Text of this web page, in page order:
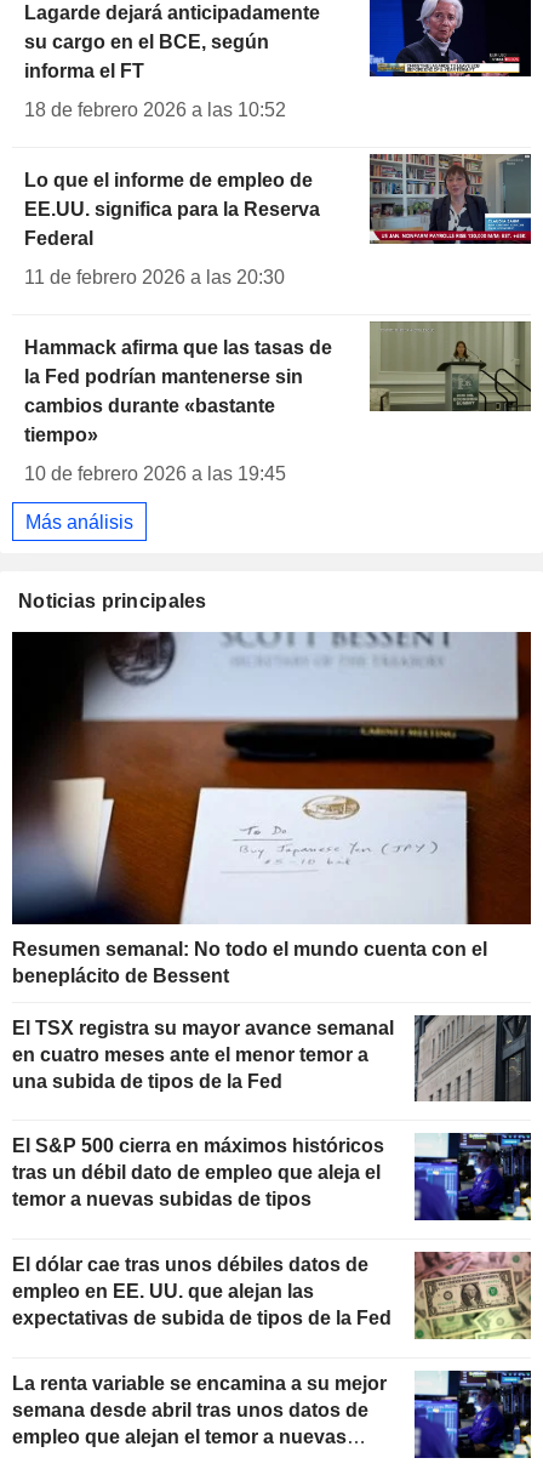
Lagarde dejará anticipadamente
su cargo en el BCE, según
informa el FT
18 de febrero 2026 a las 10:52
Lo que el informe de empleo de
EE.UU. significa para la Reserva
Federal
11 de febrero 2026 a las 20:30
Hammack afirma que las tasas de
la Fed podrían mantenerse sin
cambios durante «bastante
tiempo»
10 de febrero 2026 a las 19:45
Más análisis
Noticias principales
Resumen semanal: No todo el mundo cuenta con el
beneplácito de Bessent
El TSX registra su mayor avance semanal
en cuatro meses ante el menor temor a
una subida de tipos de la Fed
El S&P 500 cierra en máximos históricos
tras un débil dato de empleo que aleja el
temor a nuevas subidas de tipos
El dólar cae tras unos débiles datos de
empleo en EE. UU. que alejan las
expectativas de subida de tipos de la Fed
La renta variable se encamina a su mejor
semana desde abril tras unos datos de
empleo que alejan el temor a nuevas